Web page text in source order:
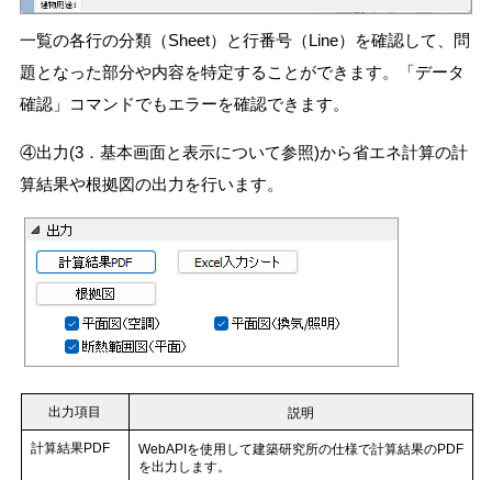
一覧の各行の分類（Sheet）と行番号（Line）を確認して、問
題となった部分や内容を特定することができます。「データ
確認」コマンドでもエラーを確認できます。
④出力(3．基本画面と表示について参照)から省エネ計算の計
算結果や根拠図の出力を行います。
出力項目 説明
計算結果PDF
WebAPIを使用して建築研究所の仕様で計算結果のPDF
を出力します。